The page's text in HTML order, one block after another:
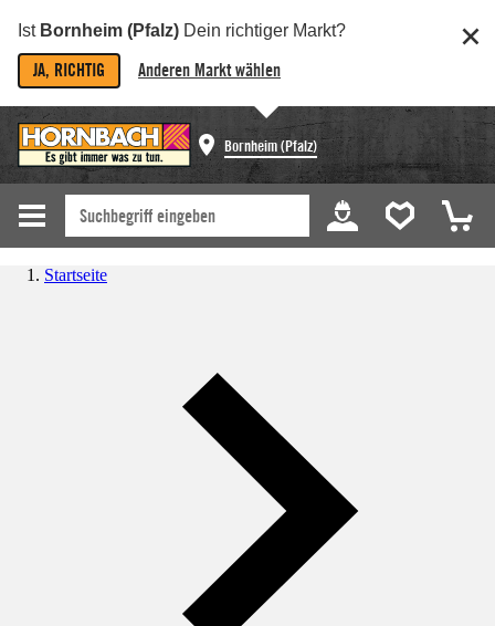
Ist Bornheim (Pfalz) Dein richtiger Markt?
JA, RICHTIG Anderen Markt wählen
Bornheim (Pfalz)
Startseite